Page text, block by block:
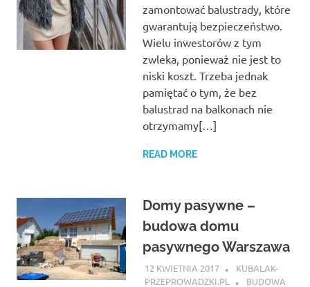
zamontować balustrady, które
gwarantują bezpieczeństwo.
Wielu inwestorów z tym
zwleka, ponieważ nie jest to
niski koszt. Trzeba jednak
pamiętać o tym, że bez
balustrad na balkonach nie
otrzymamy[…]
READ MORE
Domy pasywne –
budowa domu
pasywnego Warszawa
12 KWIETNIA 2017
KUBALAK-
PRZEPROWADZKI.PL
BUDOWA